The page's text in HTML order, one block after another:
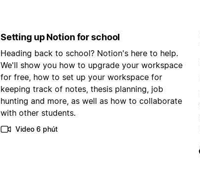
Setting up Notion for school
Heading back to school? Notion's here to help.
We'll show you how to upgrade your workspace
for free, how to set up your workspace for
keeping track of notes, thesis planning, job
hunting and more, as well as how to collaborate
with other students.
Video 6 phút